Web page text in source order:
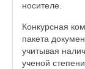
носителе.
Конкурсная
пакета
учитывая
ученой